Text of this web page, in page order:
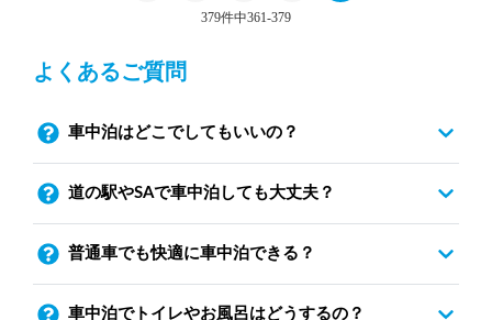
379件中361-379
よくあるご質問
車中泊はどこでしてもいいの？
道の駅やSAで車中泊しても大丈夫？
普通車でも快適に車中泊できる？
車中泊でトイレやお風呂はどうするの？